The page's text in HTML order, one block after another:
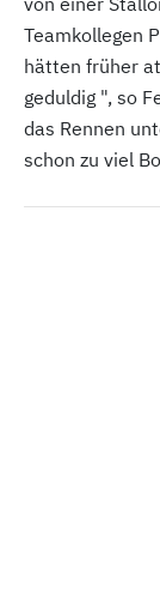
Teamkollegen
hätten früher
geduldig ", so
das Rennen
schon zu viel